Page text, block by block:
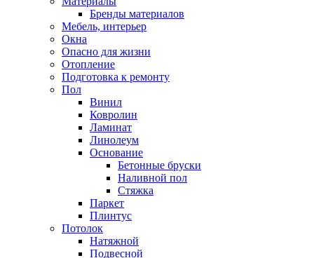
Бренды материалов
Мебель, интерьер
Окна
Опасно для жизни
Отопление
Подготовка к ремонту
Пол
Винил
Ковролин
Ламинат
Линолеум
Основание
Бетонные бруски
Наливной пол
Стяжка
Паркет
Плинтус
Потолок
Натяжной
Подвесной